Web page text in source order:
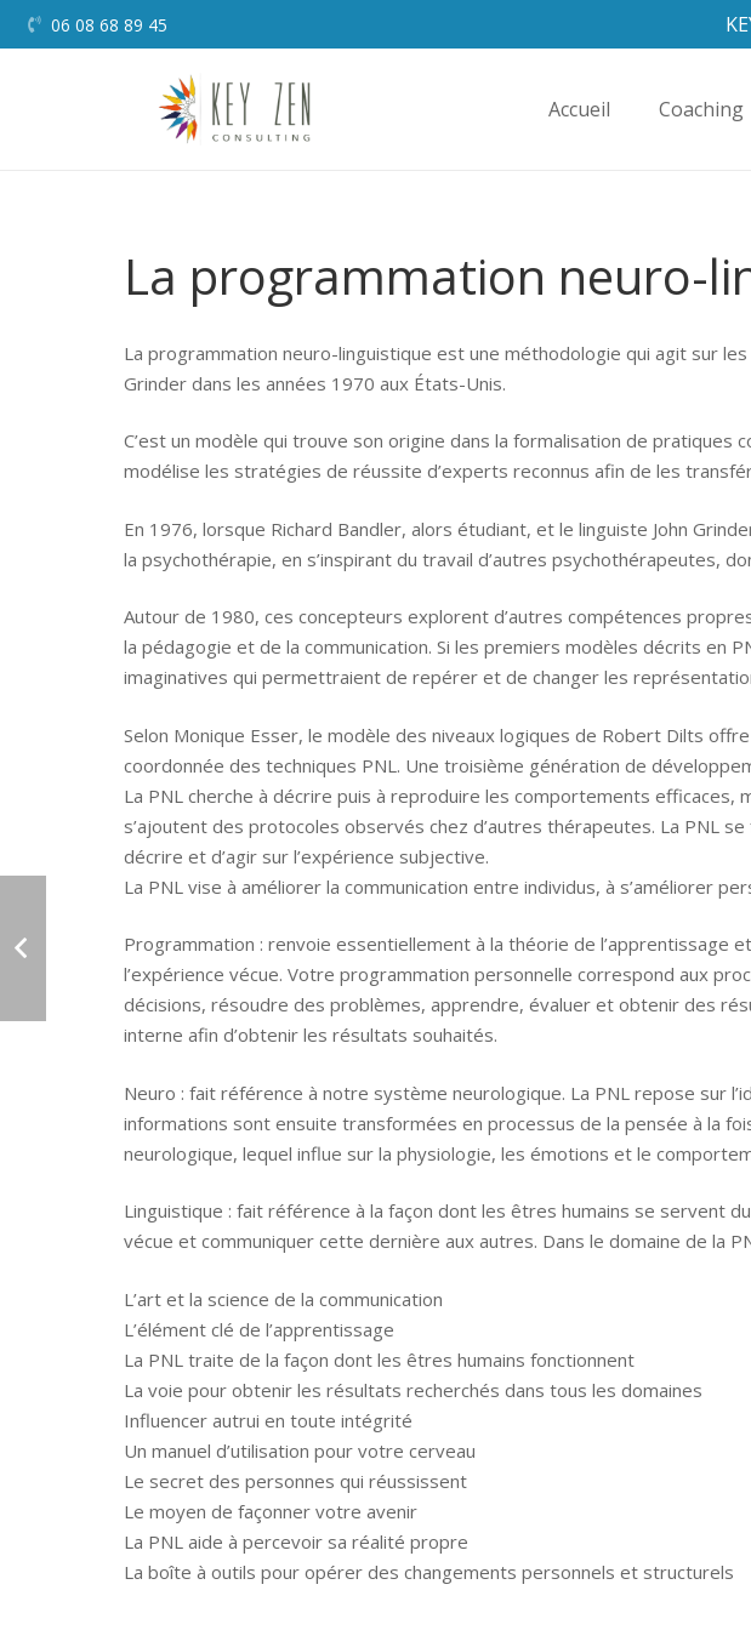
06 08 68 89 45
Accueil Coaching
La programmation neuro-
La programmation neuro-linguistique est une méthodologie qui agit sur
Grinder dans les années 1970 aux États-Unis.
C’est un modèle qui trouve son origine dans la formalisation de pratiques
modélise les stratégies de réussite d’experts reconnus afin de les
En 1976, lorsque Richard Bandler, alors étudiant, et le linguiste John
la psychothérapie, en s’inspirant du travail d’autres psychothérapeutes,
Autour de 1980, ces concepteurs explorent d’autres compétences
la pédagogie et de la communication. Si les premiers modèles décrits en
imaginatives qui permettraient de repérer et de changer les
Selon Monique Esser, le modèle des niveaux logiques de Robert Dilts
coordonnée des techniques PNL. Une troisième génération de
La PNL cherche à décrire puis à reproduire les comportements
s’ajoutent des protocoles observés chez d’autres thérapeutes. La PNL
décrire et d’agir sur l’expérience subjective.
La PNL vise à améliorer la communication entre individus, à s’améliorer
Programmation : renvoie essentiellement à la théorie de l’apprentissage
l’expérience vécue. Votre programmation personnelle correspond aux
décisions, résoudre des problèmes, apprendre, évaluer et obtenir des
interne afin d’obtenir les résultats souhaités.
Neuro : fait référence à notre système neurologique. La PNL repose sur
informations sont ensuite transformées en processus de la pensée à la
neurologique, lequel influe sur la physiologie, les émotions et le
Linguistique : fait référence à la façon dont les êtres humains se servent
vécue et communiquer cette dernière aux autres. Dans le domaine de la
L’art et la science de la communication
L’élément clé de l’apprentissage
La PNL traite de la façon dont les êtres humains fonctionnent
La voie pour obtenir les résultats recherchés dans tous les domaines
Influencer autrui en toute intégrité
Un manuel d’utilisation pour votre cerveau
Le secret des personnes qui réussissent
Le moyen de façonner votre avenir
La PNL aide à percevoir sa réalité propre
La boîte à outils pour opérer des changements personnels et structurels